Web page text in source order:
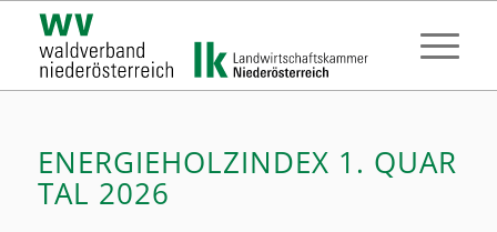
ENERGIEHOLZINDEX 1. QUAR
TAL 2026